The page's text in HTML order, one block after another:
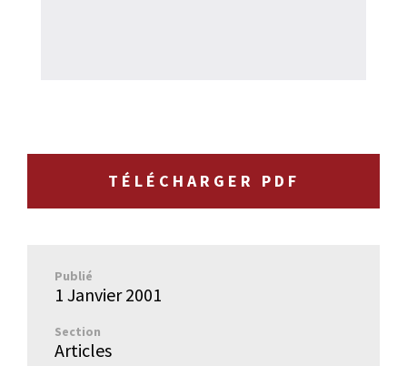
TÉLÉCHARGER PDF
Publié
1 Janvier 2001
Section
Articles